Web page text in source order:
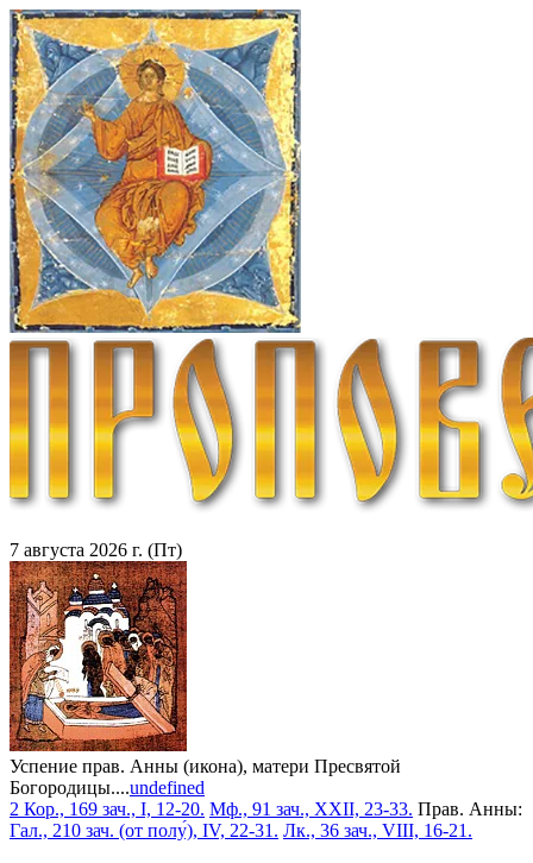
7 августа 2026 г. (Пт)
Успение прав. Анны (икона), матери Пресвятой
Богородицы....undefined
2 Кор., 169 зач., I, 12-20. Мф., 91 зач., XXII, 23-33. Прав. Анны:
Гал., 210 зач. (от полу́), IV, 22-31. Лк., 36 зач., VIII, 16-21.